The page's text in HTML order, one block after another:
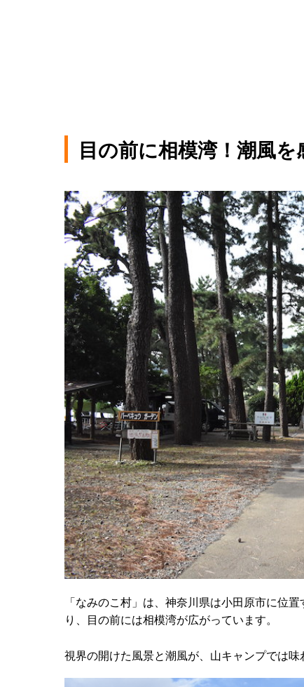
目の前に相模湾！潮風
「なみのこ村」は、神奈川県は小田原市に位
り、目の前には相模湾が広がっています。
視界の開けた風景と潮風が、山キャンプでは